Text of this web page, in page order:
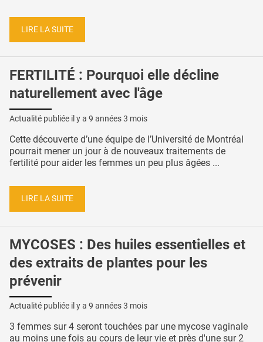
LIRE LA SUITE
FERTILITÉ : Pourquoi elle décline
naturellement avec l'âge
Actualité publiée il y a 9 années 3 mois
Cette découverte d’une équipe de l’Université de Montréal
pourrait mener un jour à de nouveaux traitements de
fertilité pour aider les femmes un peu plus âgées ...
LIRE LA SUITE
MYCOSES : Des huiles essentielles et
des extraits de plantes pour les
prévenir
Actualité publiée il y a 9 années 3 mois
3 femmes sur 4 seront touchées par une mycose vaginale
au moins une fois au cours de leur vie et près d'une sur 2